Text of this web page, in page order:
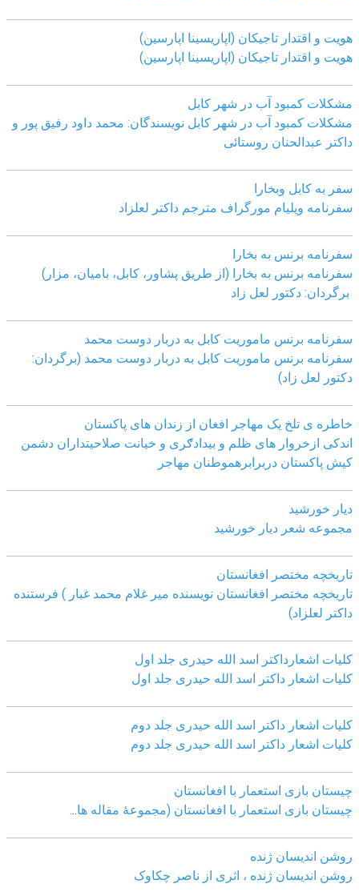
هویت و اقتدار تاجیکان (اپاریسینا اپارسین)
هویت و اقتدار تاجیکان (اپاریسینا اپارسین)
مشکلات کمبود آب در شهر کابل
مشکلات کمبود آب در شهر کابل نویسندگان: محمد داود رفیق پور و
داکتر عبدالحنان روستائی
سفر به کابل وبخارا
سفرنامه ویلیام مورگراف مترجم داکتر لعلزاد
سفرنامه برنس به بخارا
سفرنامه برنس به بخارا (از طریق پشاور، کابل، بامیان، مزار)
برگردان: دکتور لعل زاد
سفرنامه برنس ماموریت کابل به دربار دوست محمد
سفرنامه برنس ماموریت کابل به دربار دوست محمد (برگردان:
دکتور لعل زاد)
خاطره ی تلخ یک مھاجر افغان از زندان ھای پاکستان
اندکی ازخروار ھای ظلم و بیدادګری و خیانت صلاحیتداران دشمن
کیش پاکستان دربرابرھموطنان مھاجر
دیار خورشید
مجموعه شعر دیار خورشید
تاریخچه مختصر افغانستان
تاریخچه مختصر افغانستان نویسنده میر غلام محمد غبار ) فرستنده
داکتر لعلزاد)
کلیات اشعارداکتر اسد الله حیدری جلد اول
کلیات اشعار داکتر اسد الله حیدری جلد اول
کلیات اشعار داکتر اسد الله حیدری جلد دوم
کلیات اشعار داکتر اسد الله حیدری جلد دوم
چيستان بازی استعمار با افغانستان
چيستان بازی استعمار با افغانستان (مجموعۀ مقاله ها
روشن اندیسان ژنده
روشن اندیسان ژنده ، اثری از ناصر چکاوک